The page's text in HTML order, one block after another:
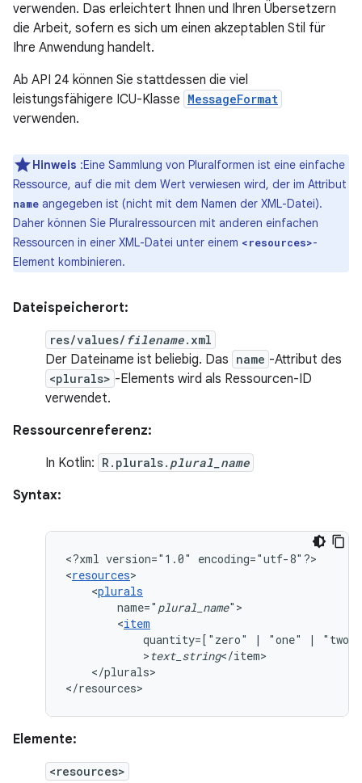
verwenden. Das erleichtert Ihnen und Ihren Übersetzern
die Arbeit, sofern es sich um einen akzeptablen Stil für
Ihre Anwendung handelt.
Ab API 24 können Sie stattdessen die viel
leistungsfähigere ICU-Klasse MessageFormat
verwenden.
Hinweis :Eine Sammlung von Pluralformen ist eine einfache
Ressource, auf die mit dem Wert verwiesen wird, der im Attribut
name angegeben ist (nicht mit dem Namen der XML-Datei).
Daher können Sie Pluralressourcen mit anderen einfachen
Ressourcen in einer XML-Datei unter einem <resources>-
Element kombinieren.
Dateispeicherort:
res/values/ filename.xml
Der Dateiname ist beliebig. Das name -Attribut des
<plurals> -Elements wird als Ressourcen-ID
verwendet.
Ressourcenreferenz:
In Kotlin: R.plurals. plural_name
Syntax:
<?xml version="1.0"
encoding="utf-8"?>
<resources
<plurals
name=" plural_name
<item
quantity=["zero"
| "one" |
"two"
>text_string
</plurals>
</resources>
Elemente:
<resources>